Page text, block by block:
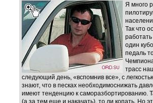
Я много
Так что
один
педаль
трасс
следующий день, «вспомнив все», с
знают, что в песках необходимоснижать
имеют тенденцию к саморазбортированию.
(а за тем еще и накачать), то ли копать. Но